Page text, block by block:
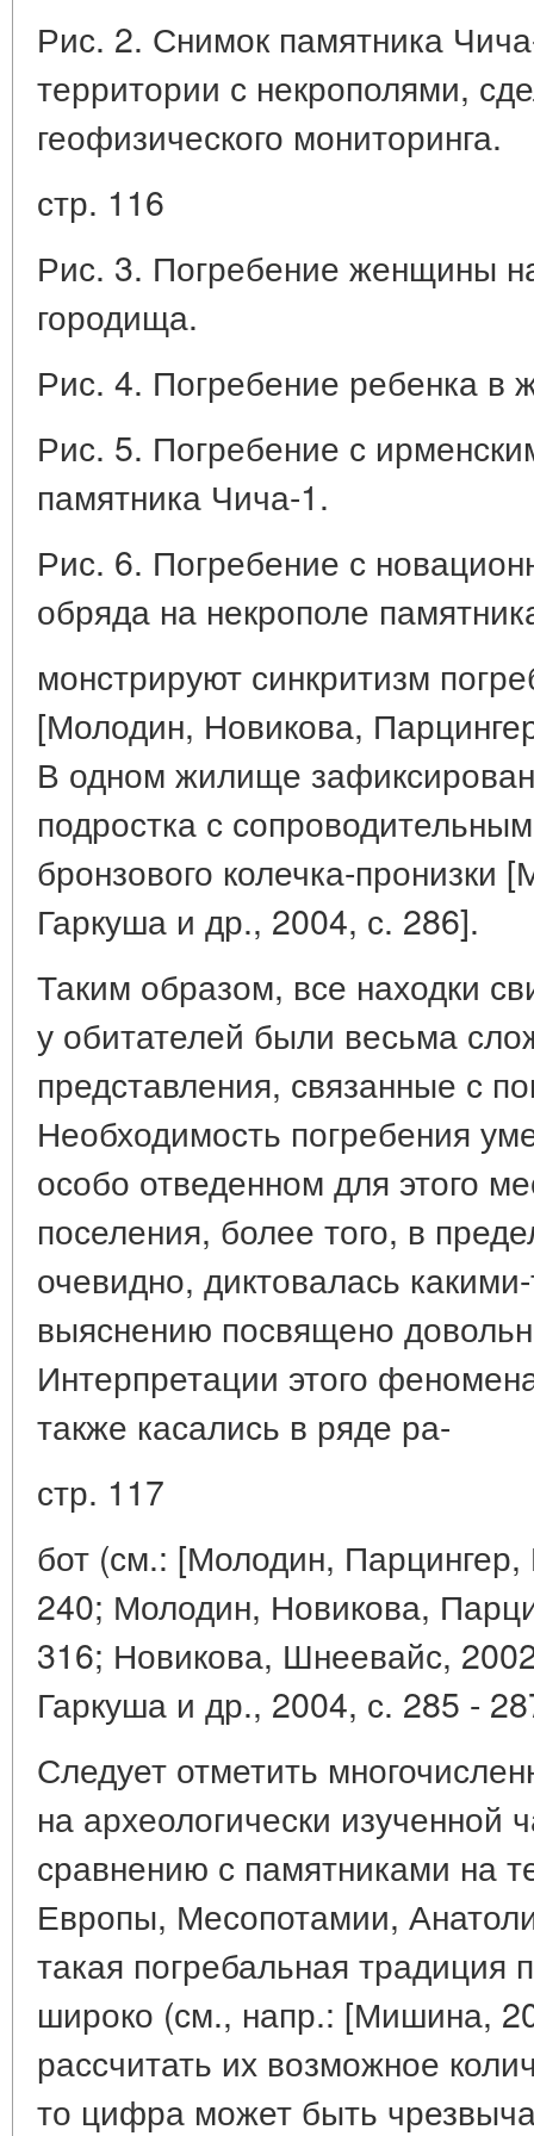
Рис. 2. Снимок памятника
территории с некрополями,
геофизического мониторинга.
стр. 116
Рис. 3. Погребение женщины
городища.
Рис. 4. Погребение ребенка в
Рис. 5. Погребение с
памятника Чича-1.
Рис. 6. Погребение с
обряда на некрополе
монстрируют синкритизм
[Молодин, Новикова,
В одном жилище
подростка с
бронзового колечка-пронизки
Гаркуша и др., 2004, с. 286].
Таким образом, все находки
у обитателей были весьма
представления, связанные с
Необходимость погребения
особо отведенном для этого
поселения, более того, в
очевидно, диктовалась
выяснению посвящено
Интерпретации этого
также касались в ряде ра-
стр. 117
бот (см.: [Молодин,
240; Молодин, Новикова,
316; Новикова, Шнеевайс,
Гаркуша и др., 2004, с. 285 -
Следует отметить
на археологически изученной
сравнению с памятниками на
Европы, Месопотамии,
такая погребальная традиция
широко (см., напр.: [Мишина,
рассчитать их возможное
то цифра может быть